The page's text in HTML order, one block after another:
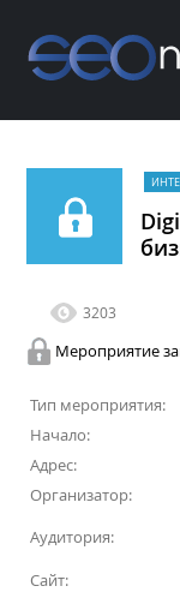
3203
Мероприятие
Тип мероприятия:
Начало:
Адрес:
Организатор:
Аудитория:
Сайт: